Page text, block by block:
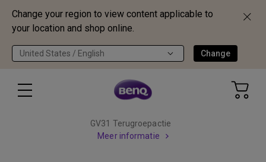
Change your region to view content applicable to
your location and shop online.
United States / English Change
GV31 Terugroepactie
Meer informatie